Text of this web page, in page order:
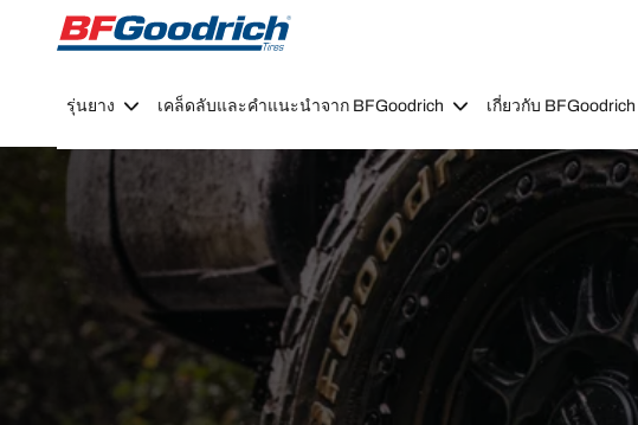
Go to page content
Go to page navigation
รุ่นยาง เคล็ดลับและคำแนะนำจาก BFGoodrich เกี่ยวกับ BFGoodrich